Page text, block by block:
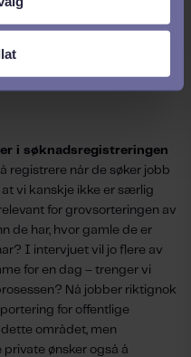
og sikre at kvalifiserte
første nåløyet. Kombinert
vi et enda bedre grunnlag
i søknadsregistreringen
registrere når de søker jobb
vi kanskje ikke er særlig
for grovsorteringen av
de har, hvor gamle de er
I intervjuet vil jo flere av
for en dag – trenger vi
Nå jobber riktignok
for offentlige
området, men
ønsker også å